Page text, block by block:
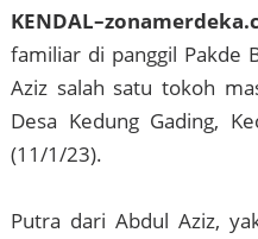
familiar di panggil Pakde
Aziz salah satu tokoh
Desa Kedung Gading,
(11/1/23).
Putra dari Abdul Aziz,